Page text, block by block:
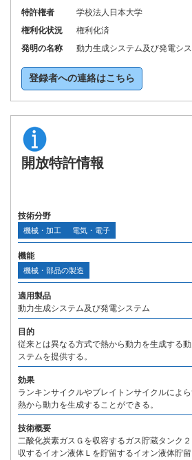
特許権者
学校法人日本大学
権利化状況
権利化済
発明の名称
動力生成システム及び発電シ
登録者への連絡はこちら
開放特許情報
技術分野
機械・加工 電気・電子
機能
機械・部品の製造
適用製品
動力生成システム及び発電システム
目的
従来とは異なる方式で熱から動力を生成する
ステムを提供する。
効果
ランキンサイクルやブレイトンサイクルによ
熱から動力を生成することができる。
技術概要
二酸化炭素ガスＧを収容するガス貯蔵タンク
収するイオン液体Ｌを貯留するイオン液体貯